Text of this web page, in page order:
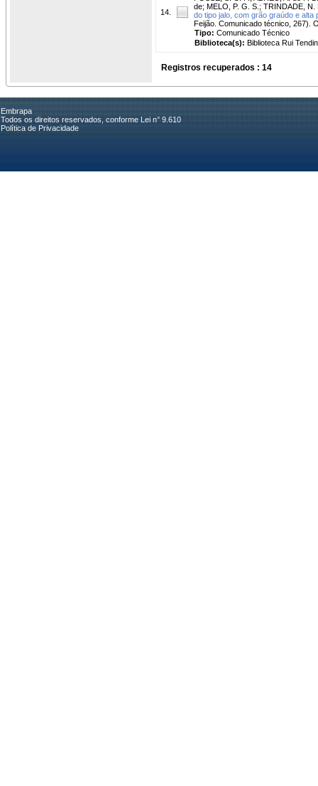
14.
de; MELO, P. G. S. ; TRINDADE, N.
do tipo jalo, com grão graúdo e alta
Feijão. Comunicado técnico, 267).
Tipo: Comunicado Técnico
Biblioteca(s): Biblioteca Rui
Registros recuperados : 14
Embrapa
Todos os direitos reservados, conforme Lei n° 9.610
Política de Privacidade